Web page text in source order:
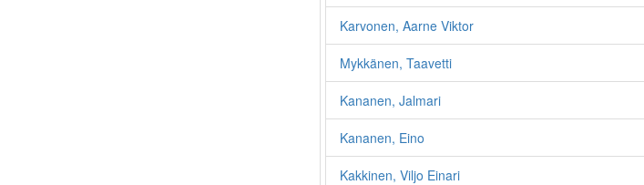
Karvonen, Aarne Viktor
Mykkänen, Taavetti
Kananen, Jalmari
Kananen, Eino
Kakkinen, Viljo Einari